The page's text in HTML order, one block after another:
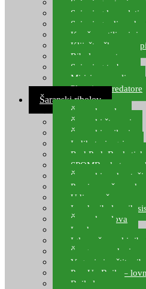
Spinning setovi
Spinning kompleti
Spinning udice,
Kopče, vrtilice i
Kliješta, škare za
Ribolov pastrve
Spinning torbe
Mirisi za varalice
Plovci za predatore
Šaranski ribolov
Šaranske role
Šaranski štapovi
Šaranski najloni
Indikatori ugriza
Rod Pod, Banksticks
SPOMB rakete,
Šaranski podmetači,
Pernice za šaranske
Udice za šarana,
Izrada ribolovnih
Šaranska olova
Leadcore
Igle za šaranski
Špage, upredenice
Vaganje i zaštita ribe
Pop Up Boile –
Boile lovne